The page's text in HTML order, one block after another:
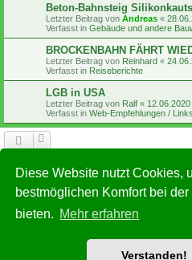
Diese Website nutzt Cookies,
bestmöglichen Komfort bei
bieten. Mehr erfahren
Verstanden!
Beton-Bahnsteig
Letzter Beitrag von Andreas «
Verfasst in Gebäude und andere
BROCKENBAHN FÄHRT
Letzter Beitrag von Reinhard «
Verfasst in Reiseberichte
LGB in USA
Letzter Beitrag von Ralf « 12.06.2020
Verfasst in Web-Empfehlungen / Links
Powered byphpBB® Forum